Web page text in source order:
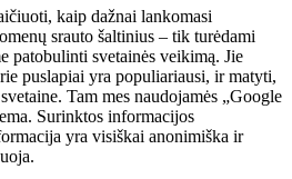
kaip dažnai lankomasi
srauto šaltinius – tik turėdami
patobulinti svetainės veikimą. Jie
puslapiai yra populiariausi, ir matyti,
Tam mes naudojamės „Google
Surinktos informacijos
yra visiškai anonimiška ir